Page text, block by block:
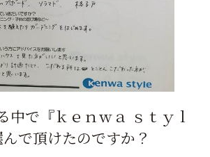
中で『ｋｅｎｗａ ｓｔｙｌ
で頂けたのですか？